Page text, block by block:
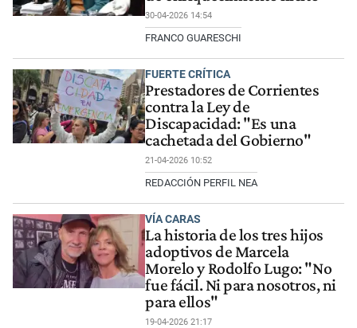
30-04-2026 14:54
FRANCO GUARESCHI
FUERTE CRÍTICA
Prestadores de Corrientes
contra la Ley de
Discapacidad: "Es una
cachetada del Gobierno"
21-04-2026 10:52
REDACCIÓN PERFIL NEA
VÍA CARAS
La historia de los tres hijos
adoptivos de Marcela
Morelo y Rodolfo Lugo: "No
fue fácil. Ni para nosotros, ni
para ellos"
19-04-2026 21:17